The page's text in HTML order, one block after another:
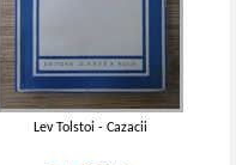
Lev Tolstoi - Cazacii